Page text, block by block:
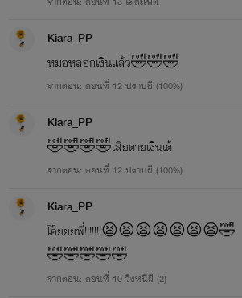
Kiara_PP
หมอหลอกเงินแล้ว🤣🤣🤣
จากตอน: ตอนที่ 12 ปราบผี (100%)
Kiara_PP
🤣🤣🤣🤣เสียดายเงินเด้
จากตอน: ตอนที่ 12 ปราบผี (100%)
Kiara_PP
โอ๊ยยยพี่!!!!!!!😫😫😫😫😫😫😫🤣
🤣🤣🤣🤣🤣
จากตอน: ตอนที่ 10 วิ่งหนีผี (2)